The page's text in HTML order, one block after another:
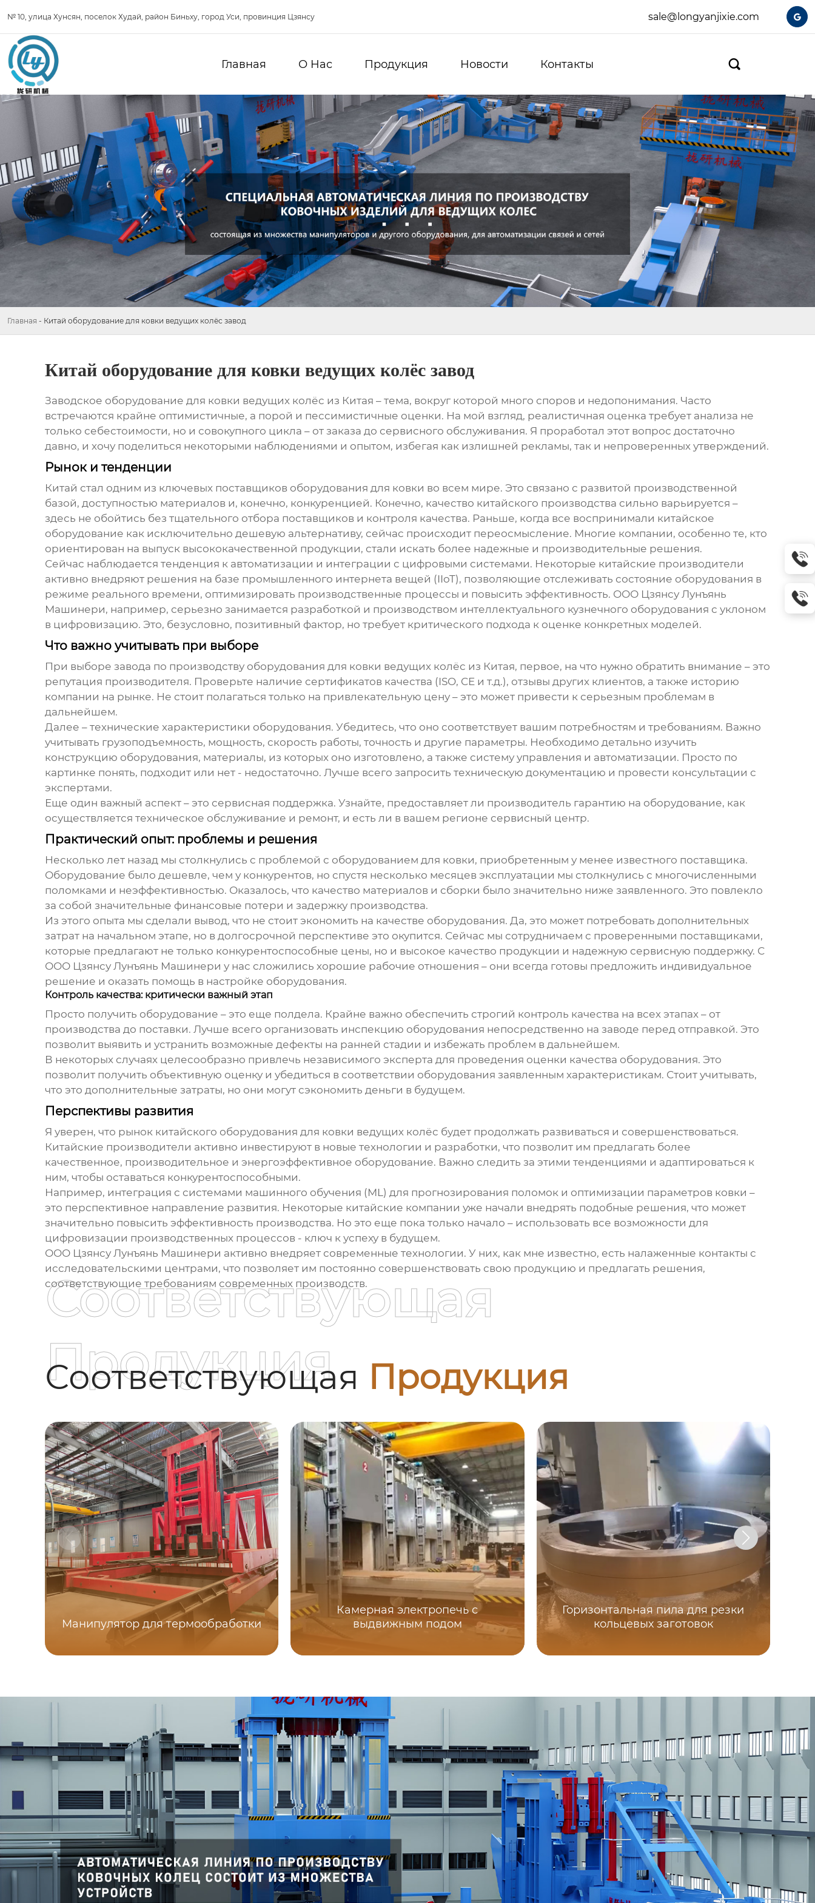
№ 10, улица Хунсян, поселок Худай, район Биньху, город Уси, провинция Цзянсу sale@longyanjixie.com 
Главная О Hас Продукция Новости Контакты 
Главная - Китай оборудование для ковки ведущих колёс завод
Китай оборудование для ковки ведущих колёс завод
Заводское оборудование для ковки ведущих колёс из Китая – тема, вокруг которой много споров и недопонимания. Часто
встречаются крайне оптимистичные, а порой и пессимистичные оценки. На мой взгляд, реалистичная оценка требует анализа не
только себестоимости, но и совокупного цикла – от заказа до сервисного обслуживания. Я проработал этот вопрос достаточно
давно, и хочу поделиться некоторыми наблюдениями и опытом, избегая как излишней рекламы, так и непроверенных утверждений.
Рынок и тенденции
Китай стал одним из ключевых поставщиков оборудования для ковки во всем мире. Это связано с развитой производственной
базой, доступностью материалов и, конечно, конкуренцией. Конечно, качество китайского производства сильно варьируется –
здесь не обойтись без тщательного отбора поставщиков и контроля качества. Раньше, когда все воспринимали китайское
оборудование как исключительно дешевую альтернативу, сейчас происходит переосмысление. Многие компании, особенно те, кто
ориентирован на выпуск высококачественной продукции, стали искать более надежные и производительные решения.
Сейчас наблюдается тенденция к автоматизации и интеграции с цифровыми системами. Некоторые китайские производители
активно внедряют решения на базе промышленного интернета вещей (IIoT), позволяющие отслеживать состояние оборудования в
режиме реального времени, оптимизировать производственные процессы и повысить эффективность. ООО Цзянсу Лунъянь
Машинери, например, серьезно занимается разработкой и производством интеллектуального кузнечного оборудования с уклоном
в цифровизацию. Это, безусловно, позитивный фактор, но требует критического подхода к оценке конкретных моделей.
Что важно учитывать при выборе
При выборе завода по производству оборудования для ковки ведущих колёс из Китая, первое, на что нужно обратить внимание – это
репутация производителя. Проверьте наличие сертификатов качества (ISO, CE и т.д.), отзывы других клиентов, а также историю
компании на рынке. Не стоит полагаться только на привлекательную цену – это может привести к серьезным проблемам в
дальнейшем.
Далее – технические характеристики оборудования. Убедитесь, что оно соответствует вашим потребностям и требованиям. Важно
учитывать грузоподъемность, мощность, скорость работы, точность и другие параметры. Необходимо детально изучить
конструкцию оборудования, материалы, из которых оно изготовлено, а также систему управления и автоматизации. Просто по
картинке понять, подходит или нет - недостаточно. Лучше всего запросить техническую документацию и провести консультации с
экспертами.
Еще один важный аспект – это сервисная поддержка. Узнайте, предоставляет ли производитель гарантию на оборудование, как
осуществляется техническое обслуживание и ремонт, и есть ли в вашем регионе сервисный центр.
Практический опыт: проблемы и решения
Несколько лет назад мы столкнулись с проблемой с оборудованием для ковки, приобретенным у менее известного поставщика.
Оборудование было дешевле, чем у конкурентов, но спустя несколько месяцев эксплуатации мы столкнулись с многочисленными
поломками и неэффективностью. Оказалось, что качество материалов и сборки было значительно ниже заявленного. Это повлекло
за собой значительные финансовые потери и задержку производства.
Из этого опыта мы сделали вывод, что не стоит экономить на качестве оборудования. Да, это может потребовать дополнительных
затрат на начальном этапе, но в долгосрочной перспективе это окупится. Сейчас мы сотрудничаем с проверенными поставщиками,
которые предлагают не только конкурентоспособные цены, но и высокое качество продукции и надежную сервисную поддержку. С
ООО Цзянсу Лунъянь Машинери у нас сложились хорошие рабочие отношения – они всегда готовы предложить индивидуальное
решение и оказать помощь в настройке оборудования.
Контроль качества: критически важный этап
Просто получить оборудование – это еще полдела. Крайне важно обеспечить строгий контроль качества на всех этапах – от
производства до поставки. Лучше всего организовать инспекцию оборудования непосредственно на заводе перед отправкой. Это
позволит выявить и устранить возможные дефекты на ранней стадии и избежать проблем в дальнейшем.
В некоторых случаях целесообразно привлечь независимого эксперта для проведения оценки качества оборудования. Это
позволит получить объективную оценку и убедиться в соответствии оборудования заявленным характеристикам. Стоит учитывать,
что это дополнительные затраты, но они могут сэкономить деньги в будущем.
Перспективы развития
Я уверен, что рынок китайского оборудования для ковки ведущих колёс будет продолжать развиваться и совершенствоваться.
Китайские производители активно инвестируют в новые технологии и разработки, что позволит им предлагать более
качественное, производительное и энергоэффективное оборудование. Важно следить за этими тенденциями и адаптироваться к
ним, чтобы оставаться конкурентоспособными.
Например, интеграция с системами машинного обучения (ML) для прогнозирования поломок и оптимизации параметров ковки –
это перспективное направление развития. Некоторые китайские компании уже начали внедрять подобные решения, что может
значительно повысить эффективность производства. Но это еще пока только начало – использовать все возможности для
цифровизации производственных процессов - ключ к успеху в будущем.
ООО Цзянсу Лунъянь Машинери активно внедряет современные технологии. У них, как мне известно, есть налаженные контакты с
исследовательскими центрами, что позволяет им постоянно совершенствовать свою продукцию и предлагать решения,
соответствующие требованиям современных производств.
Соответствующая Продукция
Соответствующая
Продукция
Манипулятор для термообработки
Камерная электропечь с
выдвижным подом
Горизонтальная пила для резки
кольцевых заготовок